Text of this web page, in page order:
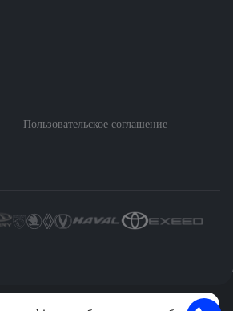
Пользовательское соглашение